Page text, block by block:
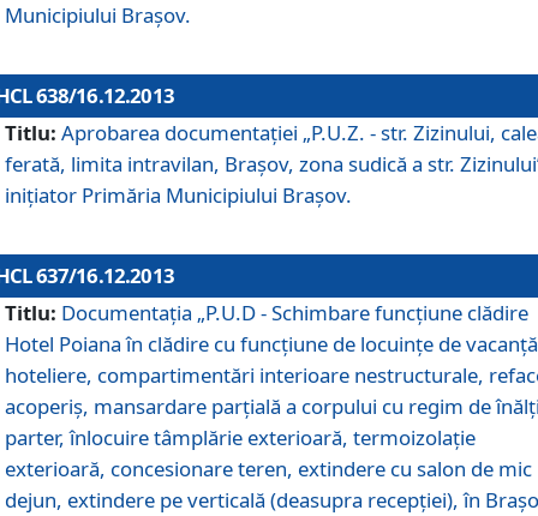
Municipiului Braşov.
638/16.12.2013
Titlu: Aprobarea documentaţiei „P.U.Z. - str. Zizinului,
ferată, limita intravilan, Braşov, zona sudică a str.
iniţiator Primăria Municipiului Braşov.
637/16.12.2013
Titlu: Documentaţia „P.U.D - Schimbare funcţiune clădire
Hotel Poiana în clădire cu funcţiune de locuinţe de
hoteliere, compartimentări interioare nestructurale,
acoperiş, mansardare parţială a corpului cu regim de
parter, înlocuire tâmplărie exterioară, termoizolaţie
exterioară, concesionare teren, extindere cu salon de mic
dejun, extindere pe verticală (deasupra recepţiei), în